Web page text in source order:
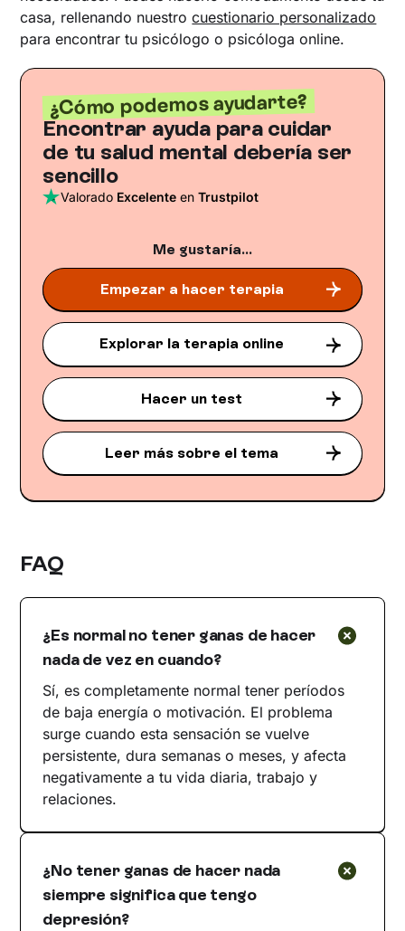
casa, rellenando nuestrocuestionario personalizado
para encontrar tu psicólogo o psicóloga online.
¿Cómo podemos ayudarte?
Encontrar ayuda para cuidar
de tu salud mental debería ser
sencillo
Valorado Excelente enTrustpilot
Me gustaría...
Empezar a hacer terapia
Explorar la terapia online
Hacer un test
Leer más sobre el tema
FAQ
¿Es normal no tener ganas de hacer
nada de vez en cuando?
Sí, es completamente normal tener períodos
de baja energía o motivación. El problema
surge cuando esta sensación se vuelve
persistente, dura semanas o meses, y afecta
negativamente a tu vida diaria, trabajo y
relaciones.
¿No tener ganas de hacer nada
siempre significa que tengo
depresión?